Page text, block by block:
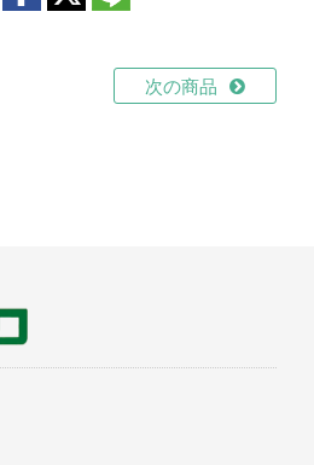
次の商品